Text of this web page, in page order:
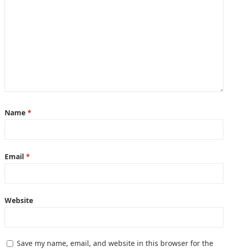
Name *
Email *
Website
Save my name, email, and website in this browser for the